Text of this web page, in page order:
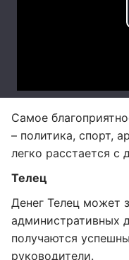
Самое
– политика, спорт,
легко расстается с
Телец
Денег Телец может
административных
получаются
руководители.